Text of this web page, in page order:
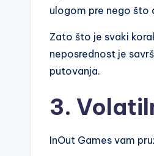
ulogom pre nego što
Zato što je svaki
neposrednost je
putovanja.
3.
InOut Games vam